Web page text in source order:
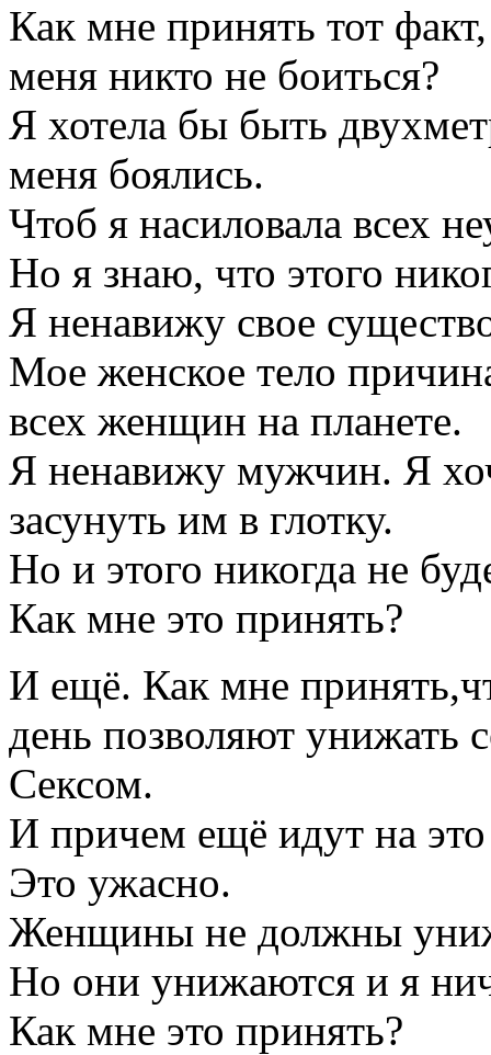
Как мне принять тот
меня никто не боиться?
Я хотела бы быть
меня боялись.
Чтоб я насиловала всех
Но я знаю, что этого
Я ненавижу свое
Мое женское тело
всех женщин на планете.
Я ненавижу мужчин. Я
засунуть им в глотку.
Но и этого никогда не
Как мне это принять?
И ещё. Как мне
день позволяют унижать
Сексом.
И причем ещё идут на
Это ужасно.
Женщины не должны
Но они унижаются и я
Как мне это принять?